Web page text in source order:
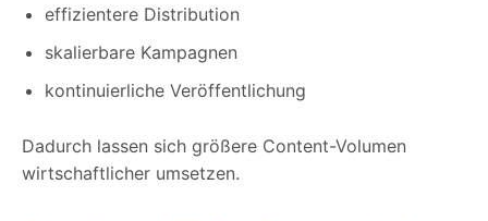
effizientere Distribution
skalierbare Kampagnen
kontinuierliche Veröffentlichung
Dadurch lassen sich größere Content-Volumen
wirtschaftlicher umsetzen.